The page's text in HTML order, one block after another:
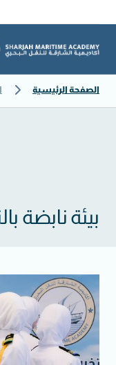
الصفحة الرئيسية
بيئة نابضة